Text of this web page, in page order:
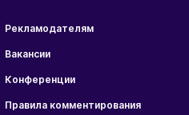
Рекламодателям
Вакансии
Конференции
Правила комментирования